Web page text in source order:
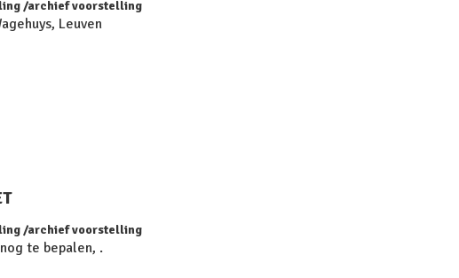
archief voorstelling
Leuven
archief voorstelling
te bepalen, .